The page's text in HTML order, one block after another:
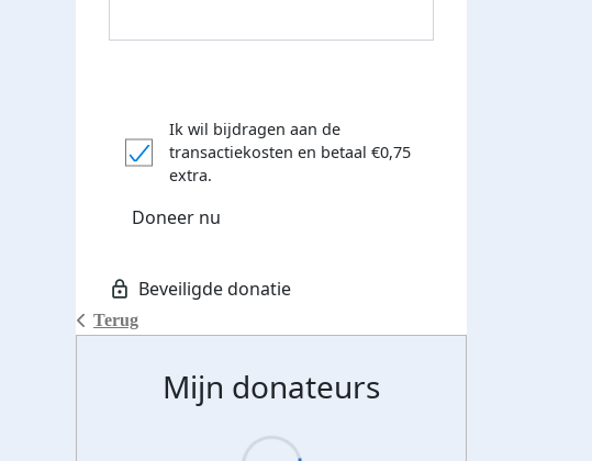
Terug
Ik wil bijdragen aan de
transactiekosten en betaal €0,75
extra.
Doneer nu
Mijn donateurs